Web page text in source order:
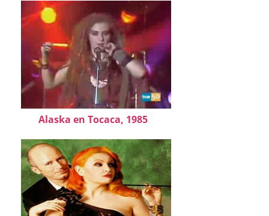
Alaska en Tocaca, 1985